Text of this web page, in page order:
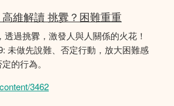
維解讀 挑釁？困難重重
透過挑釁，激發人與人關係的火花！
未做先說難、否定行動，放大困難感
的行為。
3462